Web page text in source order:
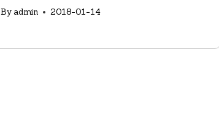
By admin 2018-01-14